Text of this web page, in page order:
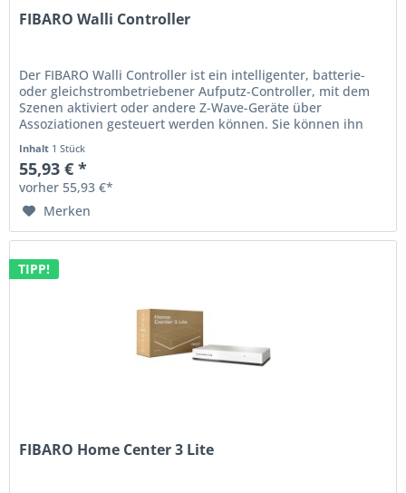
FIBARO Walli Controller
Der FIBARO Walli Controller ist ein intelligenter, batterie-
oder gleichstrombetriebener Aufputz-Controller, mit dem
Szenen aktiviert oder andere Z-Wave-Geräte über
Assoziationen gesteuert werden können. Sie können ihn
Inhalt 1 Stück
55,93 € *
vorher 55,93 €*
Merken
TIPP!
FIBARO Home Center 3 Lite